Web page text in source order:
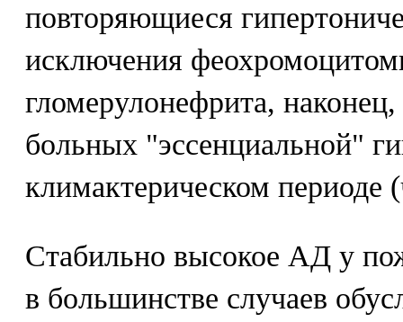
повторяющиеся
исключения
гломерулонефрита,
больных "эссенциальной"
климактерическом
Стабильно высокое АД у
в большинстве случаев